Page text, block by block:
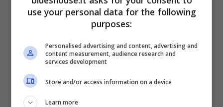
parla anche di un faccia a faccia che
dovrebbe avvenire martedì 16 aprile 2024 e
che servirà per chiarire alcuni aspetti.
Una cosa è certa: Amadeus non è uno che
fa le cose di nascosto e ha sempre detto alla
use your personal data for the following
purposes:
Personalised advertising and content, advertising and
content measurement, audience research and
services development
Store and/or access information on a device
Learn more